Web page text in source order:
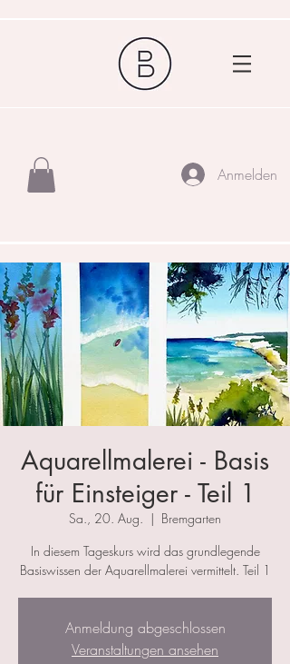
Anmelden
Aquarellmalerei - Basis
für Einsteiger - Teil 1
Sa., 20. Aug.
  |
Bremgarten
In diesem Tageskurs wird das grundlegende
Basiswissen der Aquarellmalerei vermittelt. Teil 1
Anmeldung abgeschlossen
Veranstaltungen ansehen